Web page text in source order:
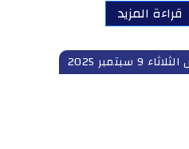
قراءة المزيد
9 سبتمبر 2025